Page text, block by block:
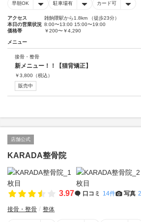
早朝OK 駐車場有 カード可
アクセス
雑餉隈駅から1.8km （徒歩23分）
本日の営業状況 8:00〜13:00 15:00〜19:00
価格帯
￥200〜￥4,290
メニュー
接骨・整骨
新メニュー！！【猫背矯正】
￥3,800 （税込）
販売中
店舗公式
KARADA整骨院
3.97 口コミ 14件 写真
接骨・整骨 整体